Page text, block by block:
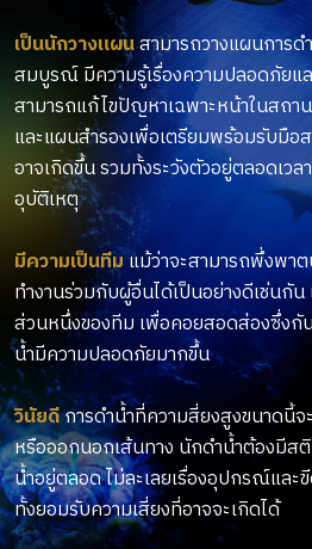
เป็นนักวางแผนสามารถวางแผนการด
สมบูรณ์ มีความรู้เรื่องความปลอดภัยแ
สามารถแก้ไขปัญหาเฉพาะหน้าในสถ
และแผนสำรองเพื่อเตรียมพร้อมรับมื
อาจเกิดขึ้น รวมทั้งระวังตัวอยู่ตลอดเวล
อุบัติเหตุ
มีความเป็นทีมแม้ว่าจะสามารถพึ่งพา
ทำงานร่วมกับผู้อื่นได้เป็นอย่างดีเช่นกั
ส่วนหนึ่งของทีม เพื่อคอยสอดส่องซึ่งกั
น้ำมีความปลอดภัยมากขึ้น
วินัยดีการดำน้ำที่ความสี่ยงสูงขนาดนี้จ
หรือออกนอกเส้นทาง นักดำน้ำต้องมีส
น้ำอยู่ตลอด ไม่ละเลยเรื่องอุปกรณ์และ
ทั้งยอมรับความเสี่ยงที่อาจจะเกิดได้